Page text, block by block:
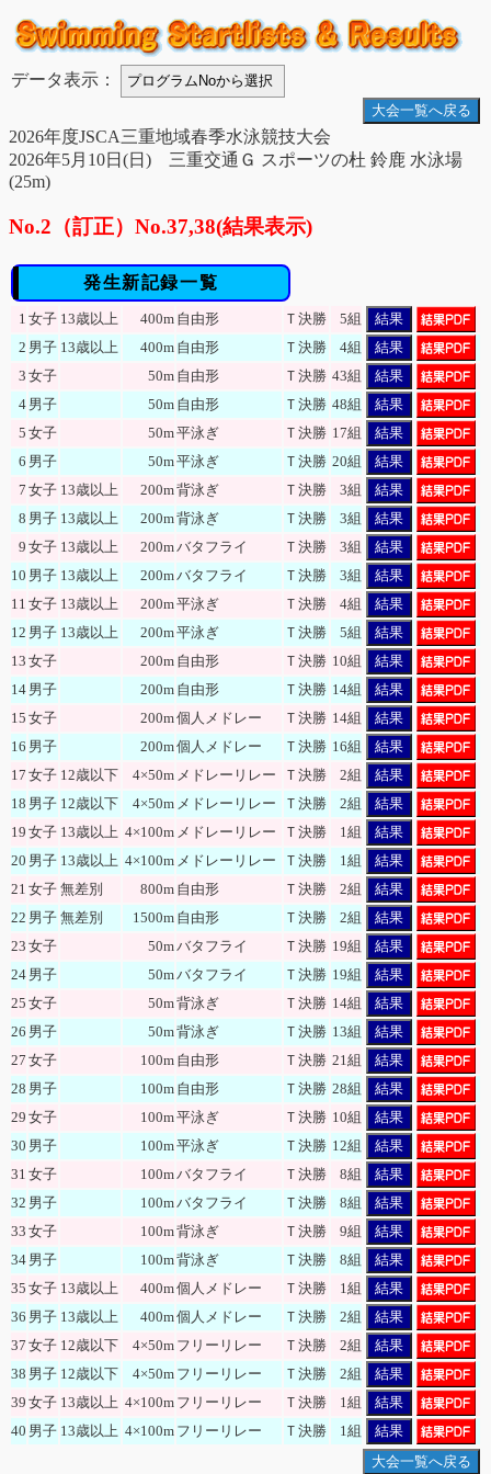
データ表示：
大会一覧へ戻る
2026年度JSCA三重地域春季水泳競技大会
2026年5月10日(日) 三重交通Ｇ スポーツの杜 鈴鹿 水泳場
(25m)
No.2（訂正）No.37,38(結果表示)
発生新記録一覧
1 女子 13歳以上 400m 自由形 Ｔ決勝 5組
結果
2 男子 13歳以上 400m 自由形 Ｔ決勝 4組
結果
3 女子 50m 自由形 Ｔ決勝 43組
結果
4 男子 50m 自由形 Ｔ決勝 48組
結果
5 女子 50m平泳ぎ Ｔ決勝 17組
結果
6 男子 50m平泳ぎ Ｔ決勝 20組
結果
7 女子 13歳以上 200m背泳ぎ Ｔ決勝 3組
結果
8 男子 13歳以上 200m背泳ぎ Ｔ決勝 3組
結果
9 女子 13歳以上 200mバタフライ Ｔ決勝 3組
結果
10 男子 13歳以上 200mバタフライ Ｔ決勝 3組
結果
11 女子 13歳以上 200m平泳ぎ Ｔ決勝 4組
結果
12 男子 13歳以上 200m平泳ぎ Ｔ決勝 5組
結果
13 女子 200m 自由形 Ｔ決勝 10組
結果
14 男子 200m 自由形 Ｔ決勝 14組
結果
15 女子 200m個人メドレー Ｔ決勝 14組
結果
16 男子 200m個人メドレー Ｔ決勝 16組
結果
17 女子 12歳以下 4×50m メドレーリレー Ｔ決勝 2組
結果
18 男子 12歳以下 4×50m メドレーリレー Ｔ決勝 2組
結果
19 女子 13歳以上 4×100m メドレーリレー Ｔ決勝 1組
結果
20 男子 13歳以上 4×100m メドレーリレー Ｔ決勝 1組
結果
21 女子 無差別 800m 自由形 Ｔ決勝 2組
結果
22 男子 無差別 1500m 自由形 Ｔ決勝 2組
結果
23 女子 50mバタフライ Ｔ決勝 19組
結果
24 男子 50mバタフライ Ｔ決勝 19組
結果
25 女子 50m背泳ぎ Ｔ決勝 14組
結果
26 男子 50m背泳ぎ Ｔ決勝 13組
結果
27 女子 100m 自由形 Ｔ決勝 21組
結果
28 男子 100m 自由形 Ｔ決勝 28組
結果
29 女子 100m平泳ぎ Ｔ決勝 10組
結果
30 男子 100m平泳ぎ Ｔ決勝 12組
結果
31 女子 100mバタフライ Ｔ決勝 8組
結果
32 男子 100mバタフライ Ｔ決勝 8組
結果
33 女子 100m背泳ぎ Ｔ決勝 9組
結果
34 男子 100m背泳ぎ Ｔ決勝 8組
結果
35 女子 13歳以上 400m個人メドレー Ｔ決勝 1組
結果
36 男子 13歳以上 400m個人メドレー Ｔ決勝 2組
結果
37 女子 12歳以下 4×50m フリーリレー Ｔ決勝 2組
結果
38 男子 12歳以下 4×50m フリーリレー Ｔ決勝 2組
結果
39 女子 13歳以上 4×100m フリーリレー Ｔ決勝 1組
結果
40 男子 13歳以上 4×100m フリーリレー Ｔ決勝 1組
結果
大会一覧へ戻る